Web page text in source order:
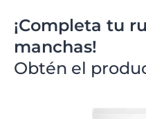
¡Completa tu
manchas!
Obtén el